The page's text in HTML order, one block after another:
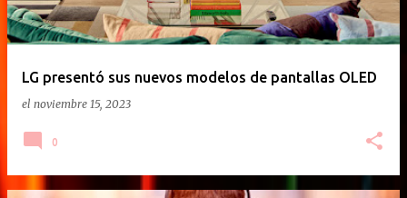
LG presentó sus nuevos modelos de pantallas OLED
el noviembre 15, 2023
0